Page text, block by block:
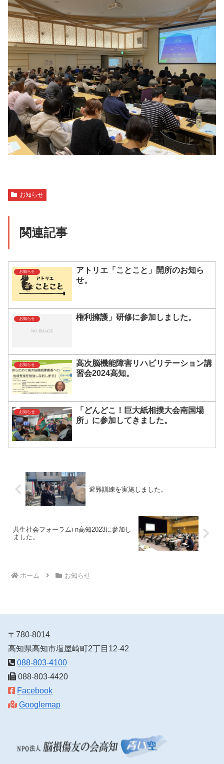
お知らせ
関連記事
お知らせ
アトリエ「ことこと」開所のお知ら
せ。
お知らせ 権利擁護」研修に参加しました。
お知らせ
高次脳機能障害リハビリテーション講
習会2024高知。
お知らせ
「どんどこ！巨大紙相撲大会南国場
所」に参加してきました。
避難訓練を実施しました。
共生社会フォーラムi n高知2023に参加し
ました。
ホーム お知らせ
〒780-8014
高知県高知市塩屋崎町2丁目12-42
088-803-4100
088-803-4420
Facebook
Googlemap